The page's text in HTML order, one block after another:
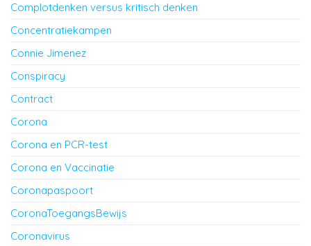
Complotdenken versus kritisch denken
Concentratiekampen
Connie Jimenez
Conspiracy
Contract
Corona
Corona en PCR-test
Corona en Vaccinatie
Coronapaspoort
CoronaToegangsBewijs
Coronavirus